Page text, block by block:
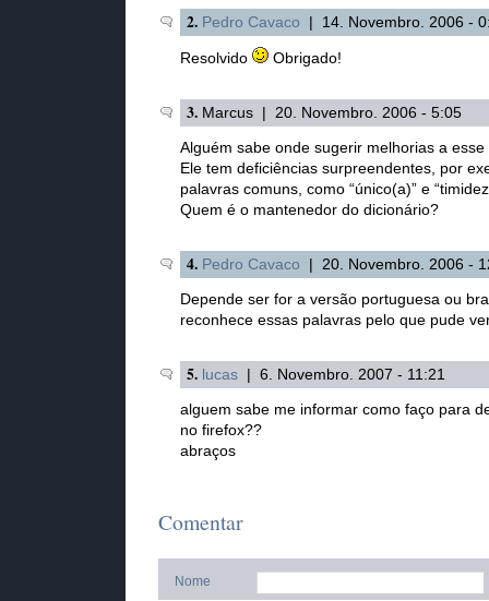
2. Pedro Cavaco | 14. Novembro. 2006 -
Resolvido Obrigado!
3. Marcus | 20. Novembro. 2006 - 5:05
Alguém sabe onde sugerir melhorias a esse
Ele tem deficiências surpreendentes, por
palavras comuns, como “único(a)” e
Quem é o mantenedor do dicionário?
4. Pedro Cavaco | 20. Novembro. 2006 -
Depende ser for a versão portuguesa ou
reconhece essas palavras pelo que pude
5. lucas | 6. Novembro. 2007 - 11:21
alguem sabe me informar como faço para
no firefox??
abraços
Comentar
Nome